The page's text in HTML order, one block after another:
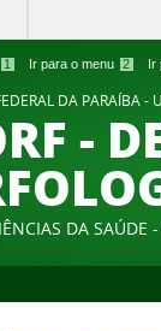
1 Ir para o menu 2 Ir
DA PARAÍBA -
-
DA SAÚDE -